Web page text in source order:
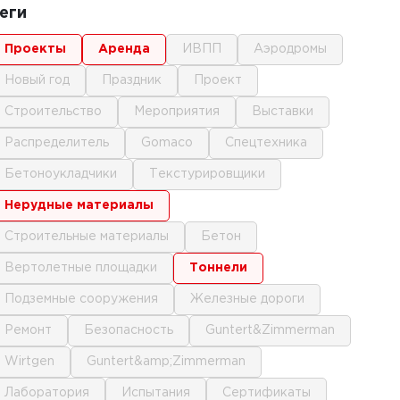
проекты аренда ИВПП аэродромы
новый год праздник проект
строительство мероприятия выставки
распределитель gomaco спецтехника
бетоноукладчики текстурировщики
нерудные материалы
строительные материалы бетон
вертолетные площадки тоннели
подземные сооружения железные дороги
ремонт безопасность Guntert&Zimmerman
Wirtgen Guntert&amp;Zimmerman
лаборатория испытания сертификаты